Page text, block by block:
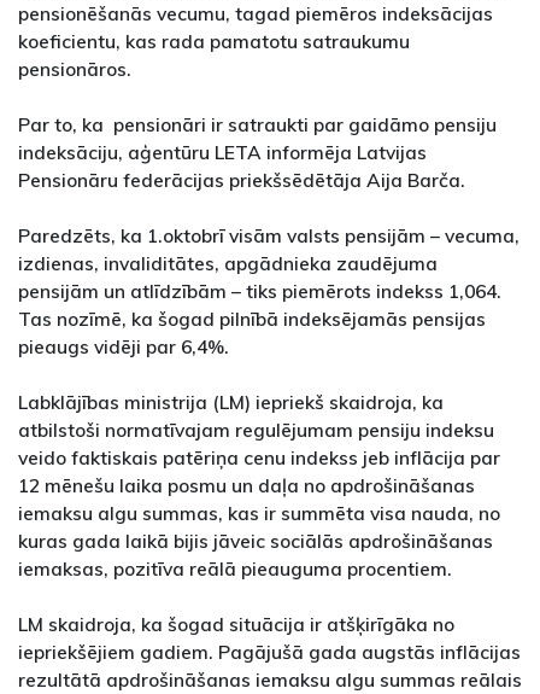
pensionēšanās vecumu, tagad piemēros indeksācijas
koeficientu, kas rada pamatotu satraukumu
pensionāros.
Par to, ka pensionāri ir satraukti par gaidāmo pensiju
indeksāciju, aģentūru LETA informēja Latvijas
Pensionāru federācijas priekšsēdētāja Aija Barča.
Paredzēts, ka 1.oktobrī visām valsts pensijām – vecuma,
izdienas, invaliditātes, apgādnieka zaudējuma
pensijām un atlīdzībām – tiks piemērots indekss 1,064.
Tas nozīmē, ka šogad pilnībā indeksējamās pensijas
pieaugs vidēji par 6,4%.
Labklājības ministrija (LM) iepriekš skaidroja, ka
atbilstoši normatīvajam regulējumam pensiju indeksu
veido faktiskais patēriņa cenu indekss jeb inflācija par
12 mēnešu laika posmu un daļa no apdrošināšanas
iemaksu algu summas, kas ir summēta visa nauda, no
kuras gada laikā bijis jāveic sociālās apdrošināšanas
iemaksas, pozitīva reālā pieauguma procentiem.
LM skaidroja, ka šogad situācija ir atšķirīgāka no
iepriekšējiem gadiem. Pagājušā gada augstās inflācijas
rezultātā apdrošināšanas iemaksu algu summas reālais